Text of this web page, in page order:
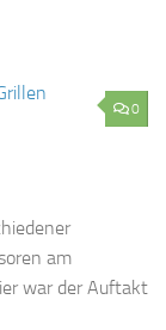
0
am
war der Auftakt